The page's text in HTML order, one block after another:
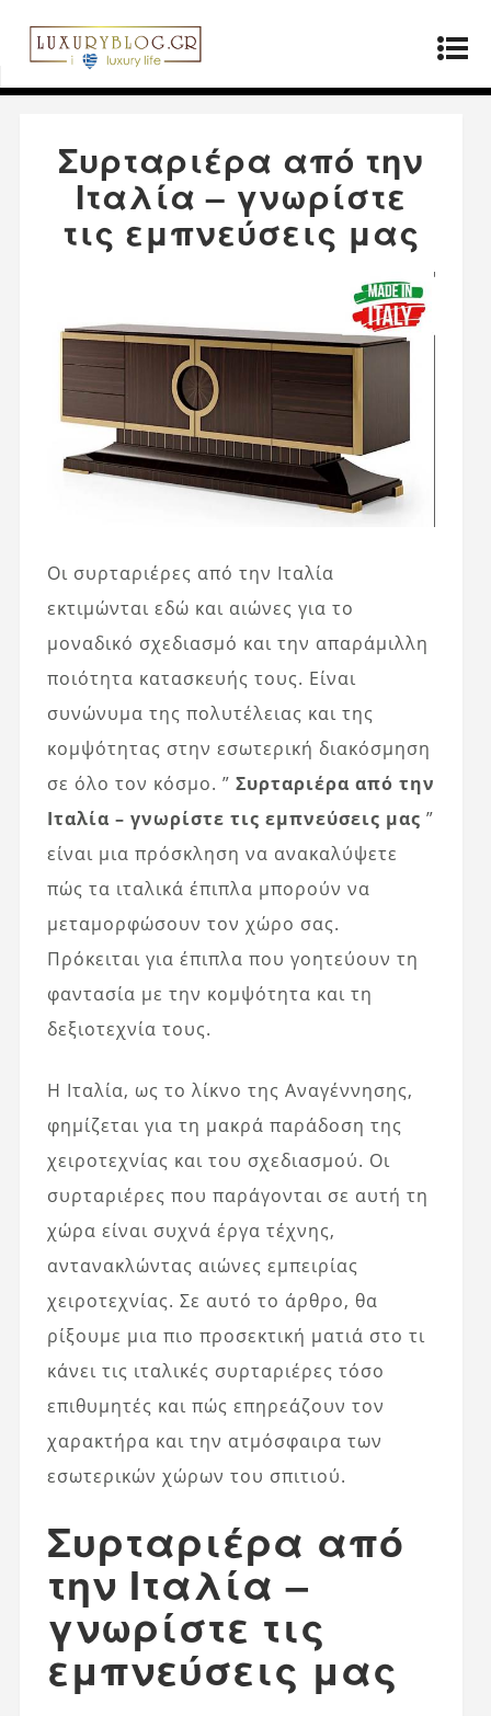
Αρχική σελίδα»Προϊόντα
την Ιταλία – γνωρίστε τις εμπνεύσεις μας
Συρταριέρα από την
Ιταλία – γνωρίστε
τις εμπνεύσεις μας
Οι συρταριέρες από την Ιταλία
εκτιμώνται εδώ και αιώνες για το
μοναδικό σχεδιασμό και την απαράμιλλη
ποιότητα κατασκευής τους. Είναι
συνώνυμα της πολυτέλειας και της
κομψότητας στην εσωτερική διακόσμηση
σε όλο τον κόσμο. ” Συρταριέρα από την
Ιταλία – γνωρίστε τις εμπνεύσεις μας ”
είναι μια πρόσκληση να ανακαλύψετε
πώς τα ιταλικά έπιπλα μπορούν να
μεταμορφώσουν τον χώρο σας.
Πρόκειται για έπιπλα που γοητεύουν τη
φαντασία με την κομψότητα και τη
δεξιοτεχνία τους.
Η Ιταλία, ως το λίκνο της Αναγέννησης,
φημίζεται για τη μακρά παράδοση της
χειροτεχνίας και του σχεδιασμού. Οι
συρταριέρες που παράγονται σε αυτή τη
χώρα είναι συχνά έργα τέχνης,
αντανακλώντας αιώνες εμπειρίας
χειροτεχνίας. Σε αυτό το άρθρο, θα
ρίξουμε μια πιο προσεκτική ματιά στο τι
κάνει τις ιταλικές συρταριέρες τόσο
επιθυμητές και πώς επηρεάζουν τον
χαρακτήρα και την ατμόσφαιρα των
εσωτερικών χώρων του σπιτιού.
Συρταριέρα από
την Ιταλία –
γνωρίστε τις
εμπνεύσεις μας